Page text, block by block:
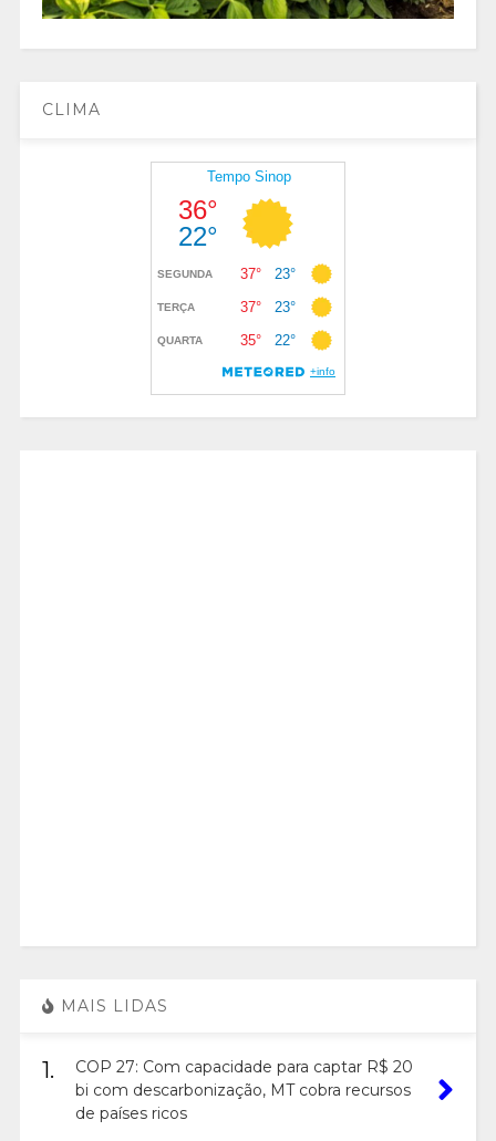
CLIMA
MAIS LIDAS
1.
COP 27: Com capacidade para captar R$ 20
bi com descarbonização, MT cobra recursos
de países ricos